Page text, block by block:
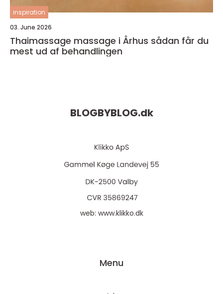
inspiration
03. June 2026
Thaimassage massage i Århus sådan får du
mest ud af behandlingen
BLOGBYBLOG.dk
web: www.klikko.dk
Menu